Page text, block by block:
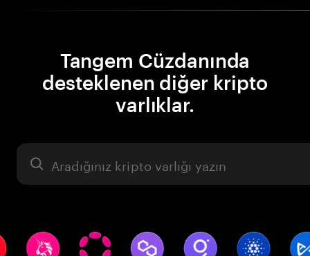
Tangem Cüzdanında
desteklenen diğer kripto
varlıklar.
Varlık